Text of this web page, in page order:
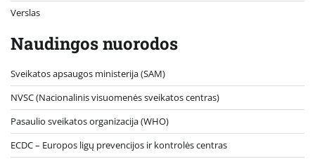
Verslas
Naudingos nuorodos
Sveikatos apsaugos ministerija (SAM)
NVSC (Nacionalinis visuomenės sveikatos centras)
Pasaulio sveikatos organizacija (WHO)
ECDC – Europos ligų prevencijos ir kontrolės centras